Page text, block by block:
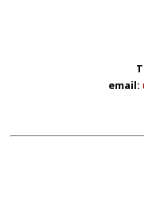
email: